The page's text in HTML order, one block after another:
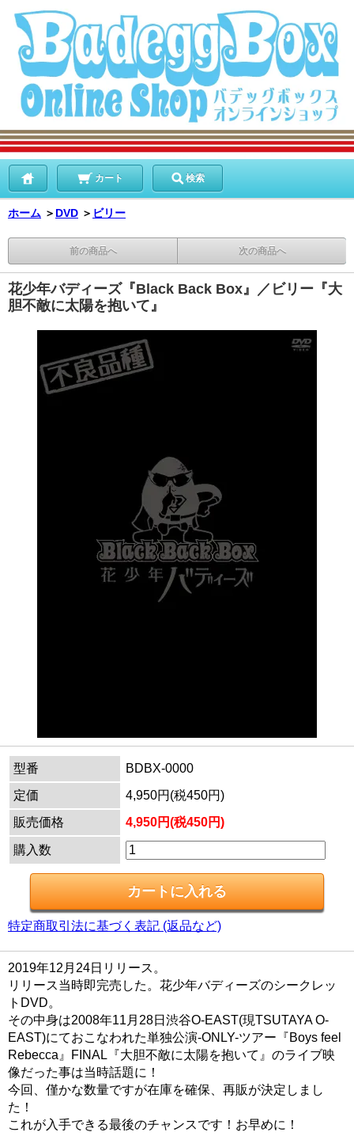
カート 検索
ホーム ＞ DVD ＞ ビリー
前の商品へ 次の商品へ
花少年バディーズ『Black Back Box』／ビリー『大
胆不敵に太陽を抱いて』
型番
BDBX-0000
定価
4,950円(税450円)
販売価格
4,950円(税450円)
購入数
特定商取引法に基づく表記 (返品など)
2019年12月24日リリース。
リリース当時即完売した。花少年バディーズのシークレッ
トDVD。
その中身は2008年11月28日渋谷O-EAST(現TSUTAYA O-
EAST)にておこなわれた単独公演-ONLY-ツアー『Boys feel
Rebecca』FINAL『大胆不敵に太陽を抱いて』のライブ映
像だった事は当時話題に！
今回、僅かな数量ですが在庫を確保、再販が決定しまし
た！
これが入手できる最後のチャンスです！お早めに！